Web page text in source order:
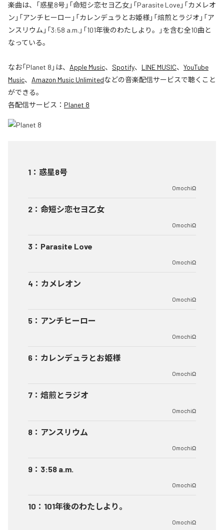
楽曲は、「惑星8号」「命短シ恋セヨ乙女」「Parasite Love」「カメレオ
ン」「アンチヒーロー」「カレンデュラとお姫様」「焙煎とラジオ」「ア
ンスリウム」「3:58 a.m.」「101年後のわたしより。」を含む全10曲と
なっている。
なお「Planet 8 」は、 Apple Music、 Spotify、 LINE MUSIC、 YouTube
Music、 Amazon Music Unlimitedなどの音楽配信サービスで聴くこと
ができる。
各配信サービス： Planet 8
1 ： 惑星8号
OmochiΩ
2 ： 命短シ恋セヨ乙女
OmochiΩ
3 ： Parasite Love
OmochiΩ
4 ： カメレオン
OmochiΩ
5 ： アンチヒーロー
OmochiΩ
6 ： カレンデュラとお姫様
OmochiΩ
7 ： 焙煎とラジオ
OmochiΩ
8 ： アンスリウム
OmochiΩ
9 ： 3:58 a.m.
OmochiΩ
10 ： 101年後のわたしより。
OmochiΩ